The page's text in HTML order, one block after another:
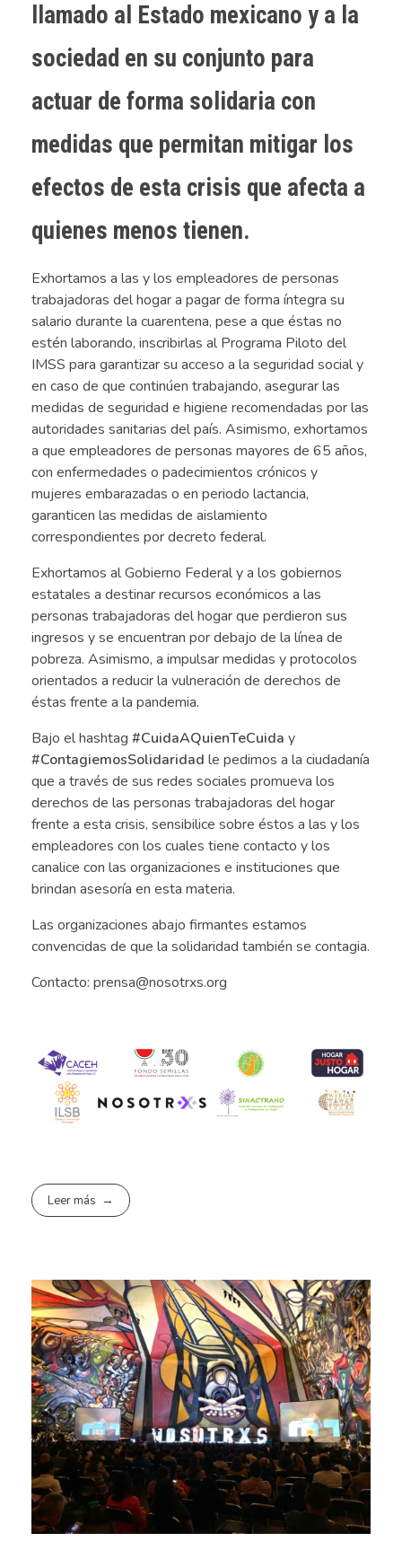
llamado al Estado mexicano y a la
sociedad en su conjunto para
actuar de forma solidaria con
medidas que permitan mitigar los
efectos de esta crisis que afecta a
quienes menos tienen.
Exhortamos a las y los empleadores de personas
trabajadoras del hogar a pagar de forma íntegra su
salario durante la cuarentena, pese a que éstas no
estén laborando, inscribirlas al Programa Piloto del
IMSS para garantizar su acceso a la seguridad social y
en caso de que continúen trabajando, asegurar las
medidas de seguridad e higiene recomendadas por las
autoridades sanitarias del país. Asimismo, exhortamos
a que empleadores de personas mayores de 65 años,
con enfermedades o padecimientos crónicos y
mujeres embarazadas o en periodo lactancia,
garanticen las medidas de aislamiento
correspondientes por decreto federal.
Exhortamos al Gobierno Federal y a los gobiernos
estatales a destinar recursos económicos a las
personas trabajadoras del hogar que perdieron sus
ingresos y se encuentran por debajo de la línea de
pobreza. Asimismo, a impulsar medidas y protocolos
orientados a reducir la vulneración de derechos de
éstas frente a la pandemia.
Bajo el hashtag #CuidaAQuienTeCuida y
#ContagiemosSolidaridad le pedimos a la ciudadanía
que a través de sus redes sociales promueva los
derechos de las personas trabajadoras del hogar
frente a esta crisis, sensibilice sobre éstos a las y los
empleadores con los cuales tiene contacto y los
canalice con las organizaciones e instituciones que
brindan asesoría en esta materia.
Las organizaciones abajo firmantes estamos
convencidas de que la solidaridad también se contagia.
Contacto: prensa@nosotrxs.org
Leer más